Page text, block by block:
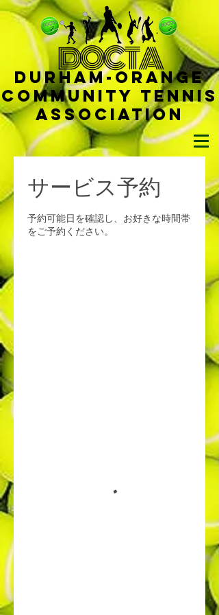
DOCTA
Durham-Orange
Community Tennis
Association
サービス予約
予約可能日を確認し、お好きな時間帯
をご予約ください。